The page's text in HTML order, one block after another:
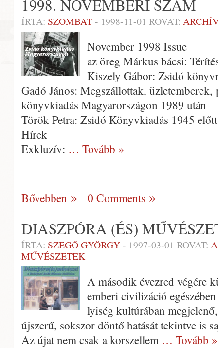
1998. NOVEMBERI SZÁM
ÍRTA: SZOMBAT- 1998-11-01 ROVAT:
November 1998 Issue
az öreg Márkus bácsi:
Kiszely Gábor: Zsidó
Gadó János: Megszállottak,
könyvkiadás Magyarországon 1989 után
Török Petra: Zsidó Könyvkiadás 1945 előtt
Hírek
Exkluzív: … Tovább »
Bővebben 0 Comments
DIASZPÓRA (ÉS)
ÍRTA: SZEGŐ GYÖRGY- 1997-03-01 ROVAT:
MŰVÉSZETEK
A második évezred végére
emberi civilizáció
lyiség kultúrában
újszerű, sokszor döntő hatását tekintve is
Az újat nem csak a korszellem … Tovább »